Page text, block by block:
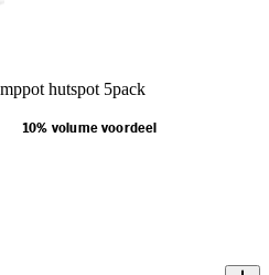
hutspot 5pack
10% volume voordeel